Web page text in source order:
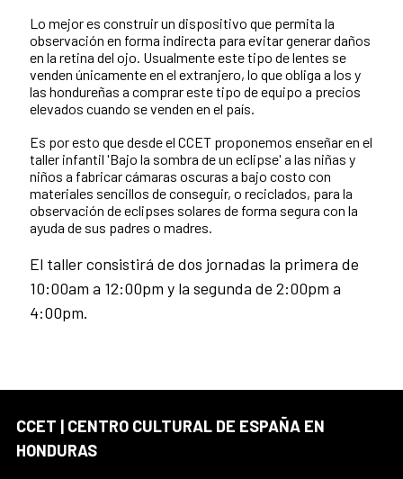
Lo mejor es construir un dispositivo que permita la
observación en forma indirecta para evitar generar daños
en la retina del ojo. Usualmente este tipo de lentes se
venden únicamente en el extranjero, lo que obliga a los y
las hondureñas a comprar este tipo de equipo a precios
elevados cuando se venden en el país.
Es por esto que desde el CCET proponemos enseñar en el
taller infantil 'Bajo la sombra de un eclipse' a las niñas y
niños a fabricar cámaras oscuras a bajo costo con
materiales sencillos de conseguir, o reciclados, para la
observación de eclipses solares de forma segura con la
ayuda de sus padres o madres.
El taller consistirá de dos jornadas la primera de
10:00am a 12:00pm y la segunda de 2:00pm a
4:00pm.
CCET | CENTRO CULTURAL DE ESPAÑA EN
HONDURAS